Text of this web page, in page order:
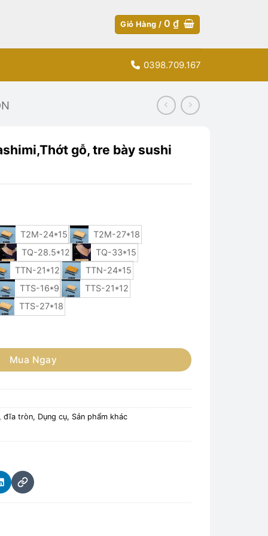
Giỏ Hàng / 0₫
0398.709.167
gỗ, tre bày sushi
T2M-24*15
T2M-27*18
TQ-28.5*12
TQ-33*15
TTN-21*12
TTN-24*15
TTS-16*9
TTS-21*12
TTS-27*18
gỗ, tre bày sushi sashimi (màu sáng) số lượng
Mua Ngay
đĩa tròn, Dụng cụ, Sản phẩm khác